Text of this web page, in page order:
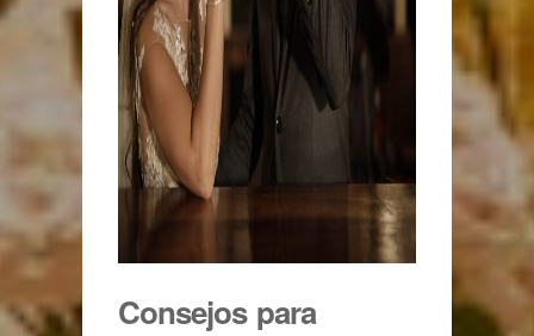
Consejos para